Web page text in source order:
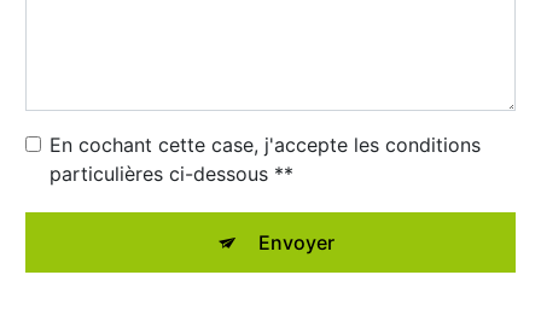
En cochant cette case, j'accepte les conditions
particulières ci-dessous **
Envoyer